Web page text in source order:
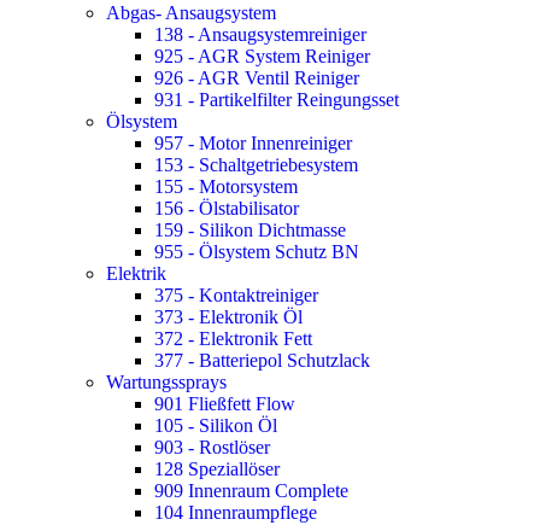
Abgas- Ansaugsystem
138 - Ansaugsystemreiniger
925 - AGR System Reiniger
926 - AGR Ventil Reiniger
931 - Partikelfilter Reingungsset
Ölsystem
957 - Motor Innenreiniger
153 - Schaltgetriebesystem
155 - Motorsystem
156 - Ölstabilisator
159 - Silikon Dichtmasse
955 - Ölsystem Schutz BN
Elektrik
375 - Kontaktreiniger
373 - Elektronik Öl
372 - Elektronik Fett
377 - Batteriepol Schutzlack
Wartungssprays
901 Fließfett Flow
105 - Silikon Öl
903 - Rostlöser
128 Speziallöser
909 Innenraum Complete
104 Innenraumpflege